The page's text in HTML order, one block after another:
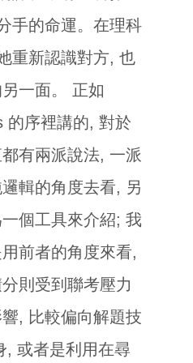
手的命運。在理科
重新認識對方, 也
一面。 正如
的序裡講的, 對於
有兩派說法, 一派
輯的角度去看, 另
個工具來介紹; 我
前者的角度來看,
則受到聯考壓力
, 比較偏向解題技
, 或者是利用在尋